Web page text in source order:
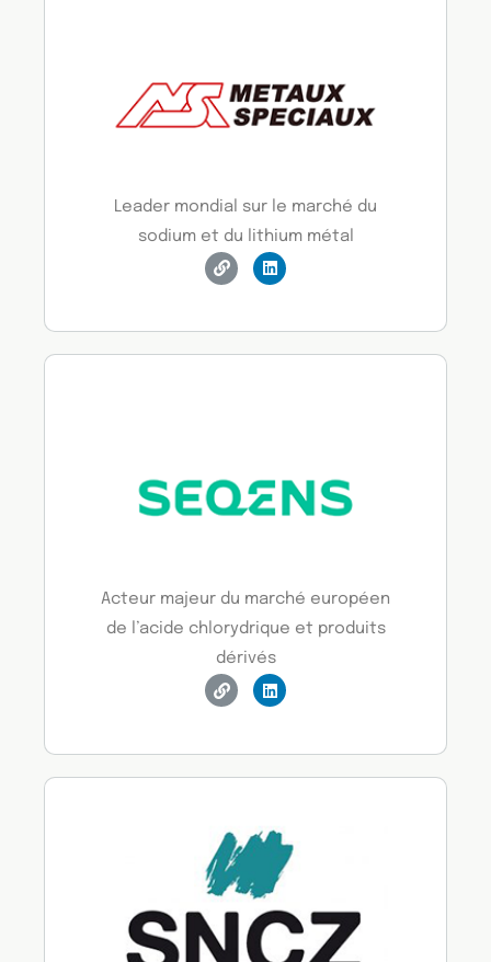
Leader mondial sur le marché du
sodium et du lithium métal
Acteur majeur du marché européen
de l’acide chlorydrique et produits
dérivés